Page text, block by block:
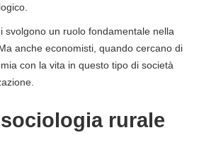
svolgono un ruolo fondamentale nella
anche economisti, quando cercano di
con la vita in questo tipo di società
rurale